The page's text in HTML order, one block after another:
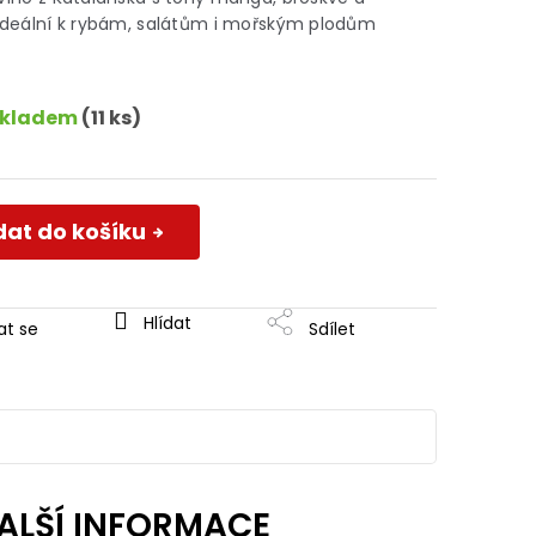
k rybám, salátům i mořským plodům
(11 ks)
do košíku
se Hlídat Sdílet
INFORMACE